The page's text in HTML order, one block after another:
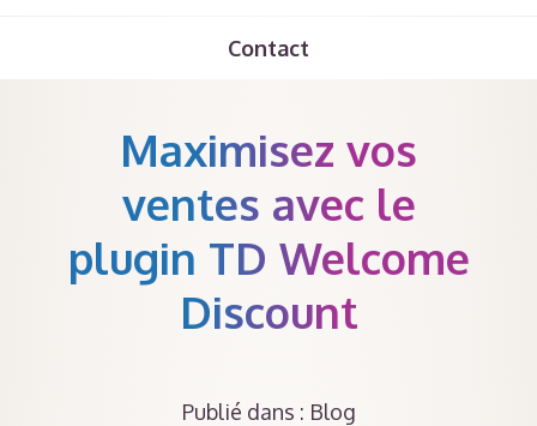
Contact
Maximisez vos
ventes avec le
plugin TD Welcome
Discount
Publié dans : Blog